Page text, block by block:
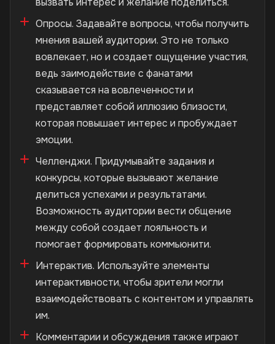
Опросы. Задавайте вопросы, чтобы получить
мнения вашей аудитории. Это не только
вовлекает, но и создает ощущение участия,
ведь заимодействие с фанатами
сказывается на вовлеченности и
представляет собой иллюзию близости,
которая повышает интерес и пробуждает
эмоции.
Челленджи. Придумывайте задания и
конкурсы, которые вызывают желание
делиться успехами и результатами.
Возможность аудитории вести общение
между собой создает лояльность и
помогает формировать коммьюнити.
Интерактив. Используйте элементы
интерактивности, чтобы зрители могли
взаимодействовать с контентом и управлять
им.
Комментарии и обсуждения также играют